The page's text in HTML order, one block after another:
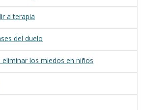
a terapia
del duelo
los miedos en niños